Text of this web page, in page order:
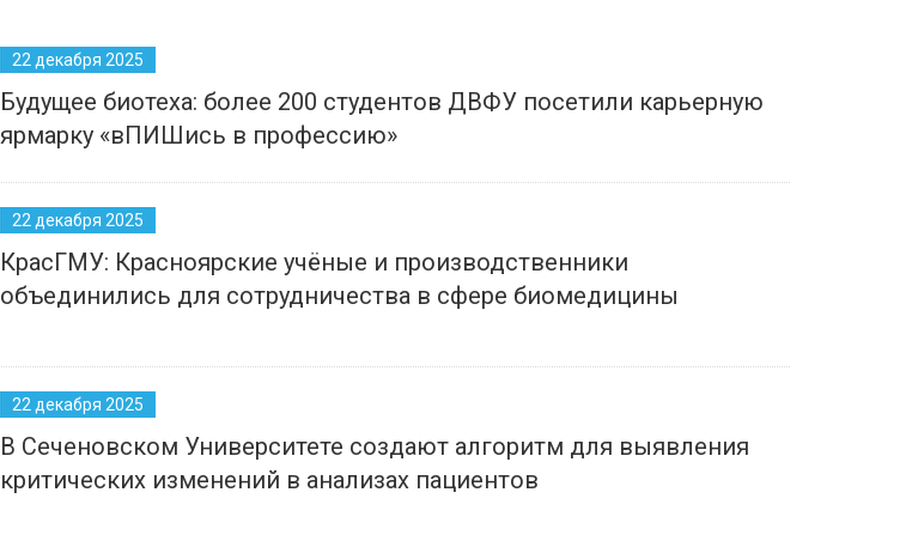
22 декабря 2025
Будущее биотеха: более 200 студентов ДВФУ посетили карьерную
ярмарку «вПИШись в профессию»
22 декабря 2025
КрасГМУ: Красноярские учёные и производственники
объединились для сотрудничества в сфере биомедицины
22 декабря 2025
В Сеченовском Университете создают алгоритм для выявления
критических изменений в анализах пациентов